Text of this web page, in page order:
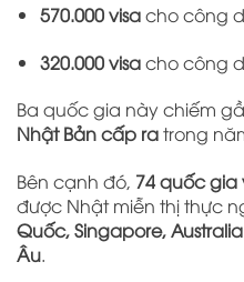
570.000 visacho công
320.000 visacho công
Ba quốc gia này chiếm
Nhật Bản cấp ratrong
Bên cạnh đó, 74 quốc
được Nhật miễn thị thực
Quốc, Singapore,
Âu.